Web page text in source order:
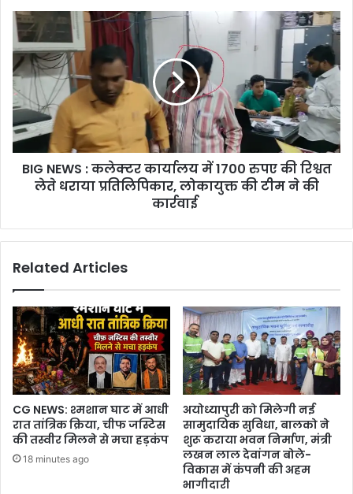
जताई
नाराजगी
BIG
NEWS
:
कलेक्टर
कार्यालय
में
1700
रुपए
की
रिश्वत
लोकायुक्त
टीम
कार्रवाई
BIG NEWS : कलेक्टर कार्यालय में 1700 रुपए की रिश्वत
लेते धराया प्रतिलिपिकार, लोकायुक्त की टीम ने की
कार्रवाई
Related Articles
CG NEWS: श्मशान घाट में आधी
रात तांत्रिक क्रिया, चीफ जस्टिस
की तस्वीर मिलने से मचा हड़कंप
18 minutes ago
अयोध्यापुरी को मिलेगी नई
सामुदायिक सुविधा, बालको ने
शुरू कराया भवन निर्माण, मंत्री
लखन लाल देवांगन बोले-
विकास में कंपनी की अहम
भागीदारी